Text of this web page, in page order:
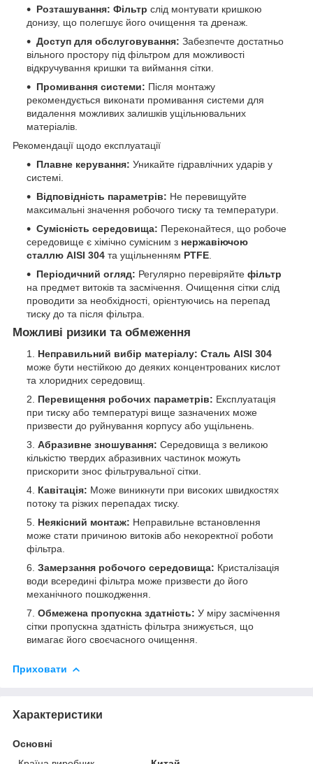
Розташування: Фільтр слід монтувати кришкою
донизу, що полегшує його очищення та дренаж.
Доступ для обслуговування: Забезпечте достатньо
вільного простору під фільтром для можливості
відкручування кришки та виймання сітки.
Промивання системи: Після монтажу
рекомендується виконати промивання системи для
видалення можливих залишків ущільнювальних
матеріалів.
Рекомендації щодо експлуатації
Плавне керування: Уникайте гідравлічних ударів у
системі.
Відповідність параметрів: Не перевищуйте
максимальні значення робочого тиску та температури.
Сумісність середовища: Переконайтеся, що робоче
середовище є хімічно сумісним з нержавіючою
сталлю AISI 304 та ущільненням PTFE
Періодичний огляд: Регулярно перевіряйте фільтр
на предмет витоків та засмічення. Очищення сітки слід
проводити за необхідності, орієнтуючись на перепад
тиску до та після фільтра.
Можливі ризики та обмеження
Неправильний вибір матеріалу: Сталь AISI 304
може бути нестійкою до деяких концентрованих кислот
та хлоридних середовищ.
Перевищення робочих параметрів: Експлуатація
при тиску або температурі вище зазначених може
призвести до руйнування корпусу або ущільнень.
Абразивне зношування: Середовища з великою
кількістю твердих абразивних частинок можуть
прискорити знос фільтрувальної сітки.
Кавітація: Може виникнути при високих швидкостях
потоку та різких перепадах тиску.
Неякісний монтаж: Неправильне встановлення
може стати причиною витоків або некоректної роботи
фільтра.
Замерзання робочого середовища: Кристалізація
води всередині фільтра може призвести до його
механічного пошкодження.
Обмежена пропускна здатність: У міру засмічення
сітки пропускна здатність фільтра знижується, що
вимагає його своєчасного очищення.
Приховати
Характеристики
Основні